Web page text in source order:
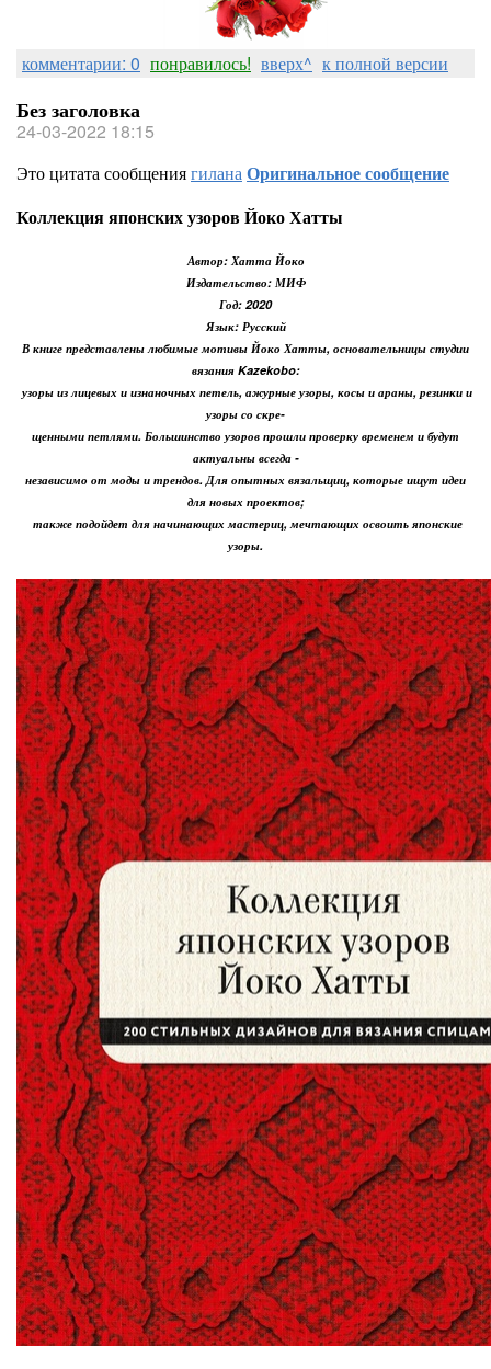
комментарии: 0 понравилось! вверх^ к полной версии
Без заголовка
24-03-2022 18:15
Это цитата сообщениягиланаОригинальное сообщение
Коллекция японских узоров Йоко Хатты
Автор: Хатта Йоко
Издательство: МИФ
Год: 2020
Язык: Русский
В книге представлены любимые мотивы Йоко Хатты, основательницы студии
вязания Kazekobo:
узоры из лицевых и изнаночных петель, ажурные узоры, косы и араны, резинки и
узоры со скре-
щенными петлями. Большинство узоров прошли проверку временем и будут
актуальны всегда -
независимо от моды и трендов. Для опытных вязальщиц, которые ищут идеи
для новых проектов;
также подойдет для начинающих мастериц, мечтающих освоить японские
узоры.